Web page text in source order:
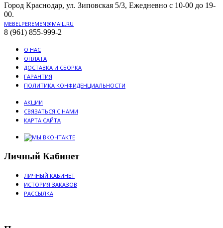
Город Краснодар, ул. Зиповская 5/3, Ежедневно с 10-00 до 19-
00.
MEBELPEREMEN@MAIL.RU
8 (961) 855-999-2
О НАС
ОПЛАТА
ДОСТАВКА И СБОРКА
ГАРАНТИЯ
ПОЛИТИКА КОНФИДЕНЦИАЛЬНОСТИ
АКЦИИ
СВЯЗАТЬСЯ С НАМИ
КАРТА САЙТА
Личный Кабинет
ЛИЧНЫЙ КАБИНЕТ
ИСТОРИЯ ЗАКАЗОВ
РАССЫЛКА